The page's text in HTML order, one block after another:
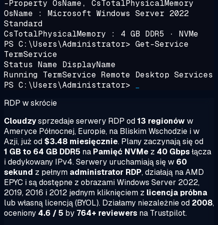
-Property OsName, CsTotalPhysicalMemory
OsName : Microsoft Windows Server 2022
Standard
CsTotalPhysicalMemory : 4 GB DDR5 · NVMe
PS C:\Users\Administrator> Get-Service
TermService
Status Name DisplayName
Running TermService Remote Desktop Services
PS C:\Users\Administrator>
RDP w skrócie
Cloudzysprzedaje serwery RDP od13 regionóww
Ameryce Północnej, Europie, na Bliskim Wschodzie i w
Azji, już od $3.48 miesięcznie. Plany zaczynają się od
1 GB to 64 GB DDR5 na Pamięć NVMe z 40 Gbpsłącza
i dedykowany IPv4. Serwery uruchamiają się w 60
sekund z pełnym administrator RDP, działają na AMD
EPYC i są dostępne z obrazami Windows Server 2022,
2019, 2016 i 2012 jednym kliknięciem z licencja próbna
lub własną licencją (BYOL). Działamy niezależnie od 2008,
oceniony 4.6 / 5 by 764+ reviewers na Trustpilot.